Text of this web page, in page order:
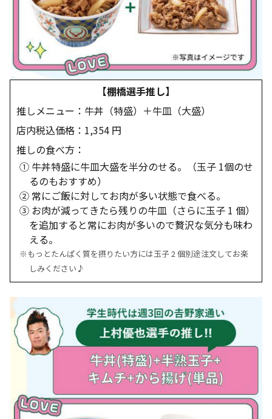
【棚橋選手推し】
推しメニュー：牛丼（特盛）＋牛皿（大盛）
店内税込価格：1,354 円
推しの食べ方：
① 牛丼特盛に牛皿大盛を半分のせる。（玉子 1個のせ
るのもおすすめ）
② 常にご飯に対してお肉が多い状態で食べる。
③ お肉が減ってきたら残りの牛皿（さらに玉子 1 個）
を追加すると常にお肉が多いので贅沢な気分も味わ
える。
※もっとたんぱく質を摂りたい方には玉子 2 個別途注文してお楽
しみください♪